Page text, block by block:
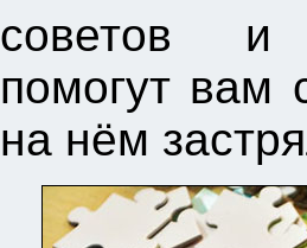
советов и
помогут вам
на нём